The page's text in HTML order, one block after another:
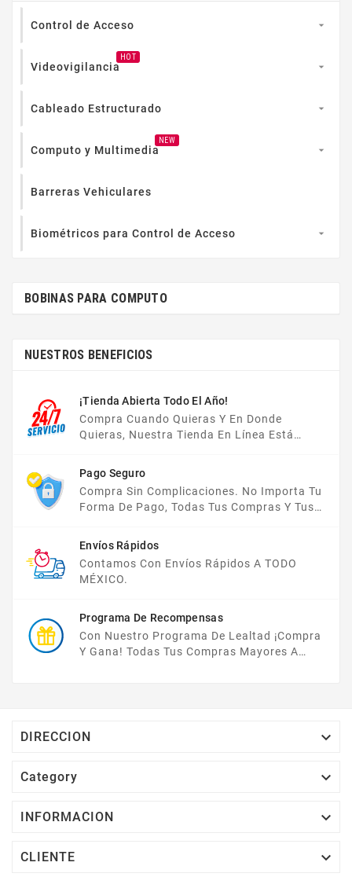
Control de Acceso 
Videovigilancia
HOT

Cableado Estructurado 
Computo y Multimedia
NEW

Barreras Vehiculares
Biométricos para Control de Acceso 
BOBINAS PARA COMPUTO
NUESTROS BENEFICIOS
¡Tienda Abierta Todo El Año!
Compra Cuando Quieras Y En Donde
Quieras, Nuestra Tienda En Línea Está
Pago Seguro
Compra Sin Complicaciones. No Importa Tu
Forma De Pago, Todas Tus Compras Y Tus
Envíos Rápidos
Contamos Con Envíos Rápidos A TODO
MÉXICO.
Programa De Recompensas
Con Nuestro Programa De Lealtad ¡compra
Y Gana! Todas Tus Compras Mayores A
DIRECCION 
Category 
INFORMACION 
CLIENTE 